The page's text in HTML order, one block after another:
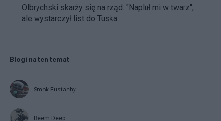
Olbrychski skarży się na rząd. "Napluł mi w twarz",
ale wystarczył list do Tuska
Blogi na ten temat
Smok Eustachy
Beem.Deep